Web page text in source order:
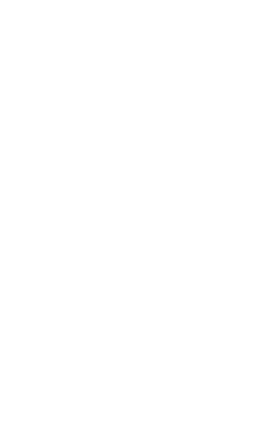
তারেক রহমানের,গ্যাস সঙ্কট